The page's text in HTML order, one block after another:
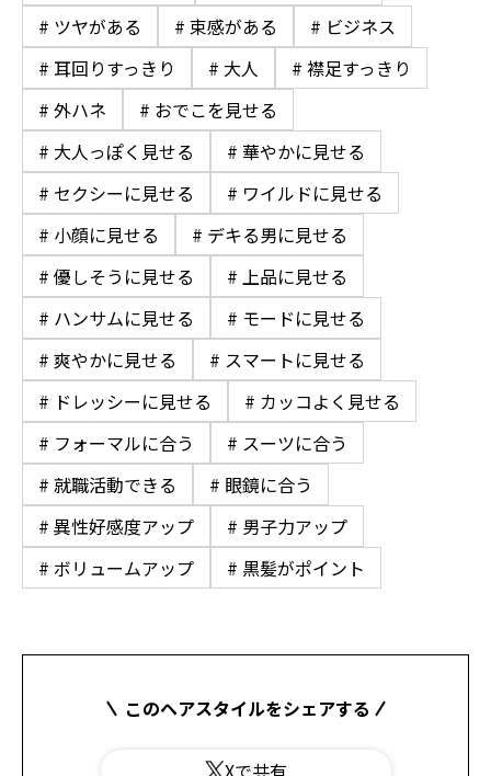
# ツヤがある
# 束感がある
# ビジネス
# 耳回りすっきり
# 大人
# 襟足すっきり
# 外ハネ
# おでこを見せる
# 大人っぽく見せる
# 華やかに見せる
# セクシーに見せる
# ワイルドに見せる
# 小顔に見せる
# デキる男に見せる
# 優しそうに見せる
# 上品に見せる
# ハンサムに見せる
# モードに見せる
# 爽やかに見せる
# スマートに見せる
# ドレッシーに見せる
# カッコよく見せる
# フォーマルに合う
# スーツに合う
# 就職活動できる
# 眼鏡に合う
# 異性好感度アップ
# 男子力アップ
# ボリュームアップ
# 黒髪がポイント
このヘアスタイルをシェアする